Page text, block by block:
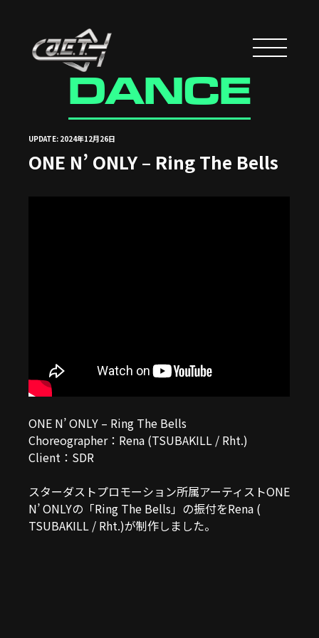
DANCE
UPDATE: 2024年12月26日
ONE N’ ONLY – Ring The Bells
ONE N’ ONLY – Ring The Bells
Choreographer：Rena (TSUBAKILL / Rht.)
Client：SDR
スターダストプロモーション所属アーティストONE
N’ ONLYの「Ring The Bells」の振付をRena (
TSUBAKILL / Rht.)が制作しました。